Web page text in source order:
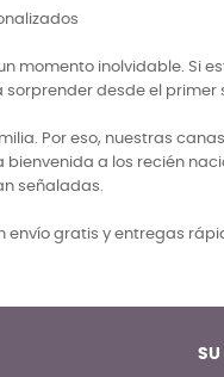
momento inolvidable. Si
desde el primer
Por eso, nuestras
a los recién
señaladas.
gratis y entregas
SU